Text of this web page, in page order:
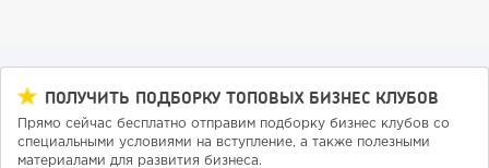
внедрения инновационных технологий,
маркетингового продвижения, создания и
развития стартапов. Более 10 лет занимается
ПОЛУЧИТЬ ПОДБОРКУ ТОПОВЫХ БИЗНЕС КЛУБОВ
Прямо сейчас бесплатно отправим подборку бизнес клубов со
специальными условиями на вступление, а также полезными
материалами для развития бизнеса.